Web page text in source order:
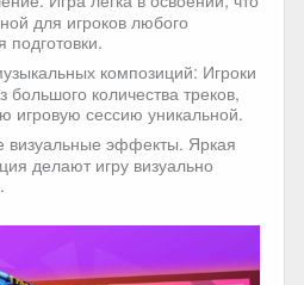
для игроков любого
подготовки.
композиций: Игроки
большого количества треков,
игровую сессию уникальной.
визуальные эффекты. Яркая
делают игру визуально